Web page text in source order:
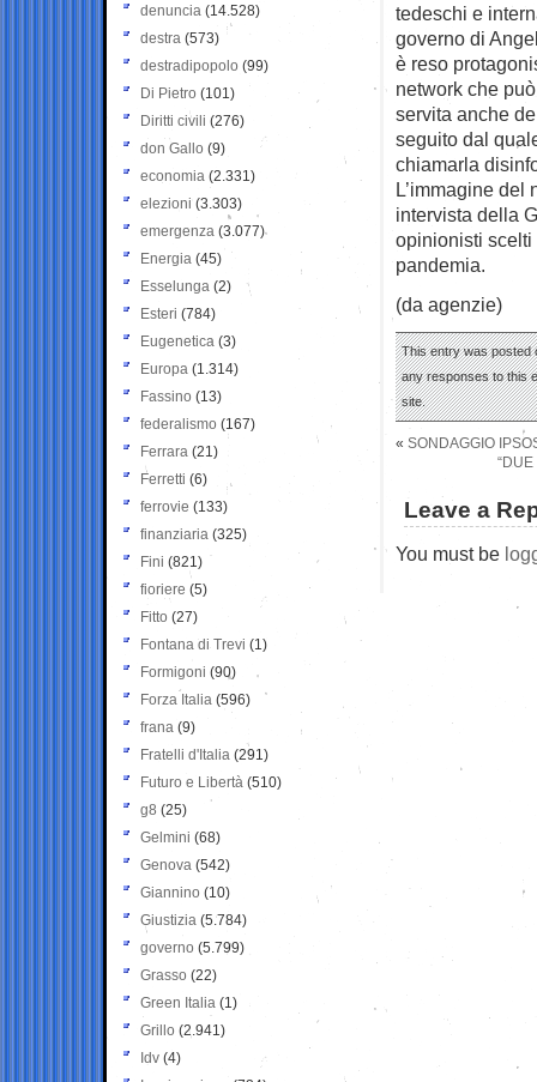
tedeschi e
governo di
è reso
network che
servita anche
seguito dal
chiamarla
L’immagine del
intervista della
opinionisti scelti
pandemia.
(da agenzie)
This entry was posted
any responses to this
site.
« SONDAGGIO
Leave a
You must be
denuncia (14.528)
destra (573)
destradipopolo (99)
Di Pietro (101)
Diritti civili (276)
don Gallo (9)
economia (2.331)
elezioni (3.303)
emergenza (3.077)
Energia (45)
Esselunga (2)
Esteri (784)
Eugenetica (3)
Europa (1.314)
Fassino (13)
federalismo (167)
Ferrara (21)
Ferretti (6)
ferrovie (133)
finanziaria (325)
Fini (821)
fioriere (5)
Fitto (27)
Fontana di Trevi (1)
Formigoni (90)
Forza Italia (596)
frana (9)
Fratelli d'Italia (291)
Futuro e Libertà (510)
g8 (25)
Gelmini (68)
Genova (542)
Giannino (10)
Giustizia (5.784)
governo (5.799)
Grasso (22)
Green Italia (1)
Grillo (2.941)
Idv (4)